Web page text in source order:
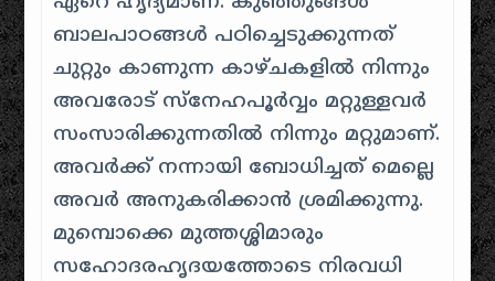
ബാലപാഠങ്ങൾ പഠിച്ചെടുക്കുന്നത്
ചുറ്റും കാണുന്ന കാഴ്ചകളിൽ നിന്നും
അവരോട് സ്നേഹപൂർവ്വം മറ്റുള്ളവർ
സംസാരിക്കുന്നതിൽ നിന്നും മറ്റുമാണ്.
അവർക്ക് നന്നായി ബോധിച്ചത് മെല്ലെ
അവർ അനുകരിക്കാൻ ശ്രമിക്കുന്നു.
മുമ്പൊക്കെ മുത്തശ്ശിമാരും
സഹോദരഹൃദയത്തോടെ നിരവധി